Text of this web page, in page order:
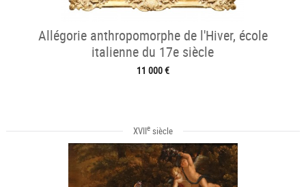
Allégorie anthropomorphe de l'Hiver, école
italienne du 17e siècle
11 000 €
XVIIesiècle